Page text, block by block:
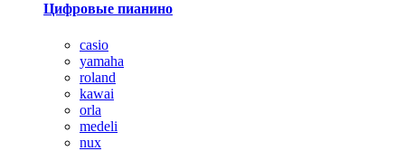
Цифровые пианино
casio
yamaha
roland
kawai
orla
medeli
nux